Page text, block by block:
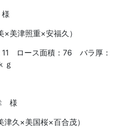
美津照重×安福久）
ロース面積：76 バラ厚：
ｇ
様
久×美国桜×百合茂）